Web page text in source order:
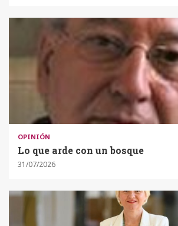
OPINIÓN
Lo que arde con un bosque
31/07/2026